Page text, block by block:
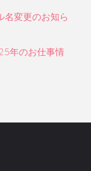
変更のお知ら
年のお仕事情